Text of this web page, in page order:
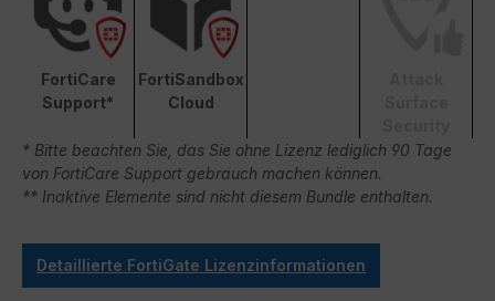
FortiCare
Support*
FortiSandbox
Cloud
* Bitte beachten Sie, das Sie ohne Lizenz lediglich 90 Tage
von FortiCare Support gebrauch machen können.
** Inaktive Elemente sind nicht diesem Bundle enthalten.
Detaillierte FortiGate Lizenzinformationen